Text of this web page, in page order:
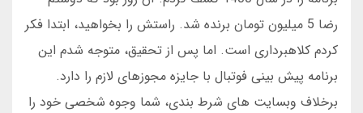
رضا 5 میلیون تومان برنده شد. راستش را بخواهید، ابتدا فکر
کردم کلاهبرداری است. اما پس از تحقیق، متوجه شدم این
برنامه پیش بینی فوتبال با جایزه مجوزهای لازم را دارد.
برخلاف وبسایت های شرط بندی، شما وجوه شخصی خود را